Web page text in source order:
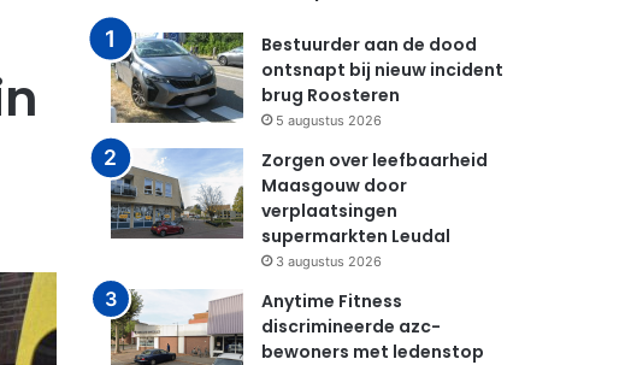
Bestuurder aan de dood
ontsnapt bij nieuw incident
brug Roosteren
5 augustus 2026
Zorgen over leefbaarheid
Maasgouw door
verplaatsingen
supermarkten Leudal
3 augustus 2026
Anytime Fitness
discrimineerde azc-
bewoners met ledenstop